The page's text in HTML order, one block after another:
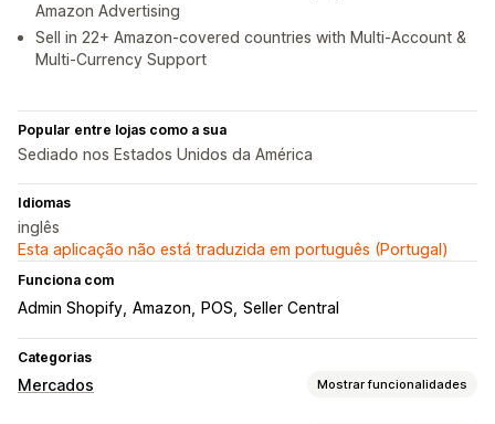
Amazon Advertising
Sell in 22+ Amazon-covered countries with Multi-Account &
Multi-Currency Support
Popular entre lojas como a sua
Sediado nos Estados Unidos da América
Idiomas
inglês
Esta aplicação não está traduzida em português (Portugal)
Funciona com
Admin Shopify Amazon POS Seller Central
Categorias
Mercados Mostrar funcionalidades